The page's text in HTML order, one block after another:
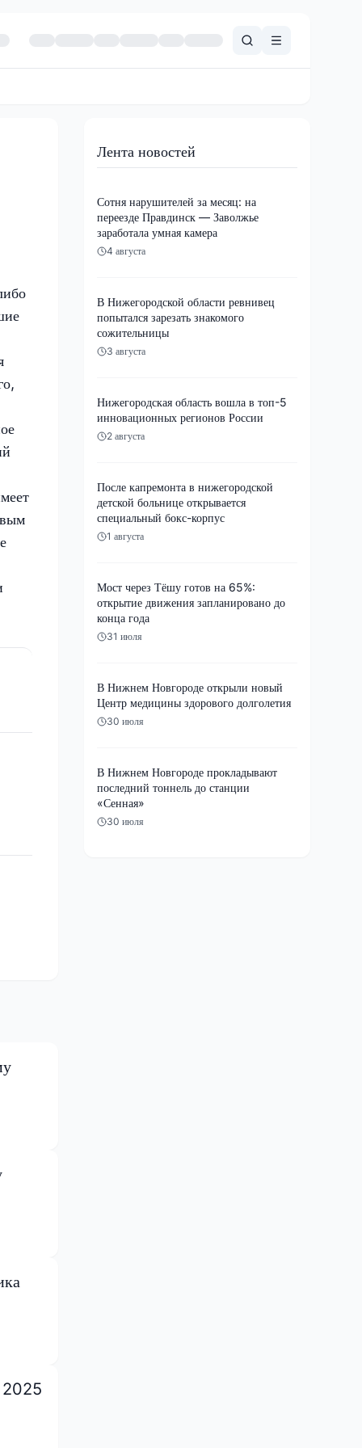
2025
Лента новостей
Сотня нарушителей за месяц: на
переезде Правдинск — Заволжье
заработала умная камера
4 августа
В Нижегородской области ревнивец
попытался зарезать знакомого
сожительницы
3 августа
Нижегородская область вошла в топ-5
инновационных регионов России
2 августа
После капремонта в нижегородской
детской больнице открывается
специальный бокс-корпус
1 августа
Мост через Тёшу готов на 65%:
открытие движения запланировано до
конца года
31 июля
В Нижнем Новгороде открыли новый
Центр медицины здорового долголетия
30 июля
В Нижнем Новгороде прокладывают
последний тоннель до станции
«Сенная»
30 июля